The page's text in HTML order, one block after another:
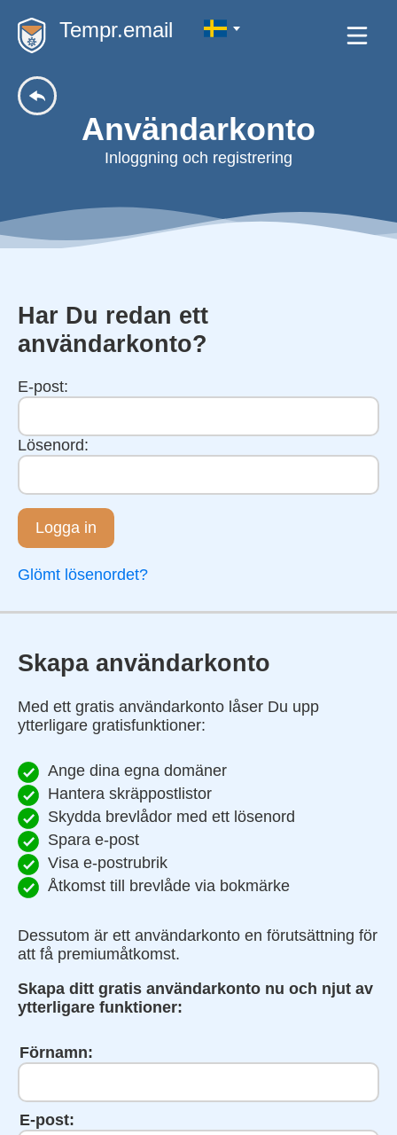
Tempr.email
Användarkonto
Inloggning och registrering
Har Du redan ett
användarkonto?
E-post:
Lösenord:
Logga in
Glömt lösenordet?
Skapa användarkonto
Med ett gratis användarkonto låser Du upp
ytterligare gratisfunktioner:
Ange dina egna domäner
Hantera skräppostlistor
Skydda brevlådor med ett lösenord
Spara e-post
Visa e-postrubrik
Åtkomst till brevlåde via bokmärke
Dessutom är ett användarkonto en förutsättning för
att få premiumåtkomst.
Skapa ditt gratis användarkonto nu och njut av
ytterligare funktioner:
Förnamn:
E-post: